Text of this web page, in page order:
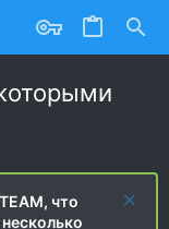
что